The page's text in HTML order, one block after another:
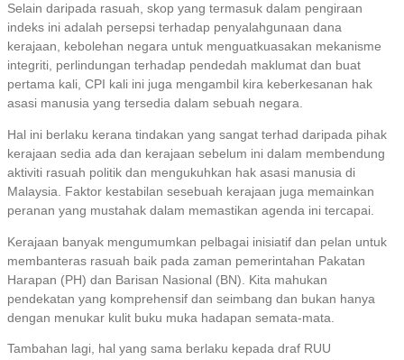
Selain daripada rasuah, skop yang termasuk dalam pengiraan
indeks ini adalah persepsi terhadap penyalahgunaan dana
kerajaan, kebolehan negara untuk menguatkuasakan mekanisme
integriti, perlindungan terhadap pendedah maklumat dan buat
pertama kali, CPI kali ini juga mengambil kira keberkesanan hak
asasi manusia yang tersedia dalam sebuah negara.
Hal ini berlaku kerana tindakan yang sangat terhad daripada pihak
kerajaan sedia ada dan kerajaan sebelum ini dalam membendung
aktiviti rasuah politik dan mengukuhkan hak asasi manusia di
Malaysia. Faktor kestabilan sesebuah kerajaan juga memainkan
peranan yang mustahak dalam memastikan agenda ini tercapai.
Kerajaan banyak mengumumkan pelbagai inisiatif dan pelan untuk
membanteras rasuah baik pada zaman pemerintahan Pakatan
Harapan (PH) dan Barisan Nasional (BN). Kita mahukan
pendekatan yang komprehensif dan seimbang dan bukan hanya
dengan menukar kulit buku muka hadapan semata-mata.
Tambahan lagi, hal yang sama berlaku kepada draf RUU